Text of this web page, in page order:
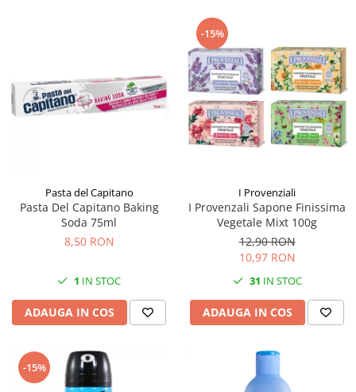
Pasta del Capitano
Pasta Del Capitano Baking
Soda 75ml
8,50 RON
1 IN STOC
ADAUGA IN COS
-15%
I Provenziali
I Provenzali Sapone Finissima
Vegetale Mixt 100g
12,90 RON
10,97 RON
31 IN STOC
ADAUGA IN COS
-15%